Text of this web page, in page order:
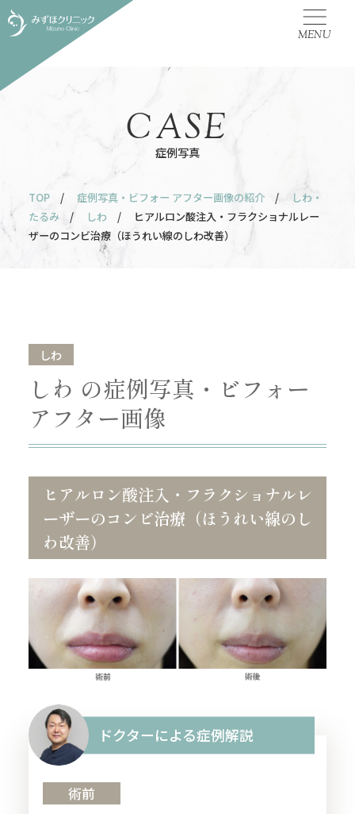
MENU
症例写真
CASE
TOP / 症例写真・ビフォー アフター画像の紹介 /
しわ・
たるみ
/ しわ
/ ヒアルロン酸注入・フラクショナルレー
ザーのコンビ治療（ほうれい線のしわ改善）
しわ
しわ の症例写真・ビフォー
アフター画像
ヒアルロン酸注入・フラクショナルレ
ーザーのコンビ治療（ほうれい線のし
わ改善）
ドクターによる症例解説
術前